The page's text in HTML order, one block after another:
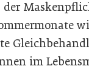
der
im